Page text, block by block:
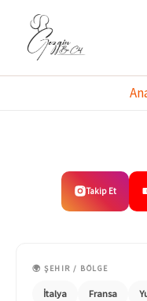
Takip Et
🌍 ŞEHIR / BÖLGE
İtalya Fransa